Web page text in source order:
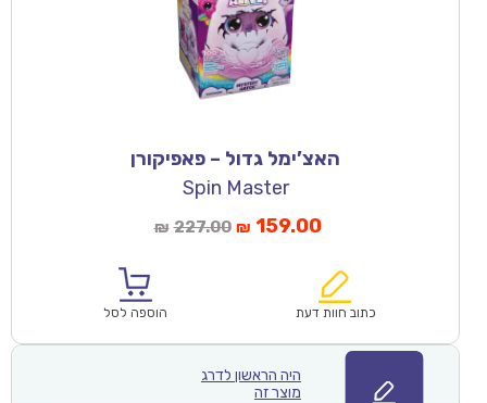
האצ’ימל גדול – פאפיקורן
Spin Master
₪ 227.00 ₪ 159.00
כתוב חוות דעת הוספה לסל
היה הראשון לדרג
מוצר זה